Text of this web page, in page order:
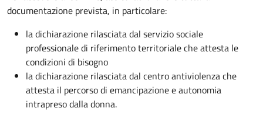
documentazione prevista, in particolare:
la dichiarazione rilasciata dal servizio sociale
professionale di riferimento territoriale che attesta le
condizioni di bisogno
la dichiarazione rilasciata dal centro antiviolenza che
attesta il percorso di emancipazione e autonomia
intrapreso dalla donna.